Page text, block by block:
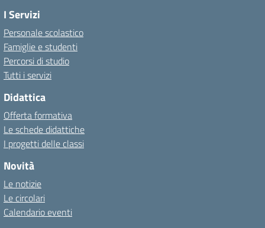
I Servizi
Personale scolastico
Famiglie e studenti
Percorsi di studio
Tutti i servizi
Didattica
Offerta formativa
Le schede didattiche
I progetti delle classi
Novità
Le notizie
Le circolari
Calendario eventi